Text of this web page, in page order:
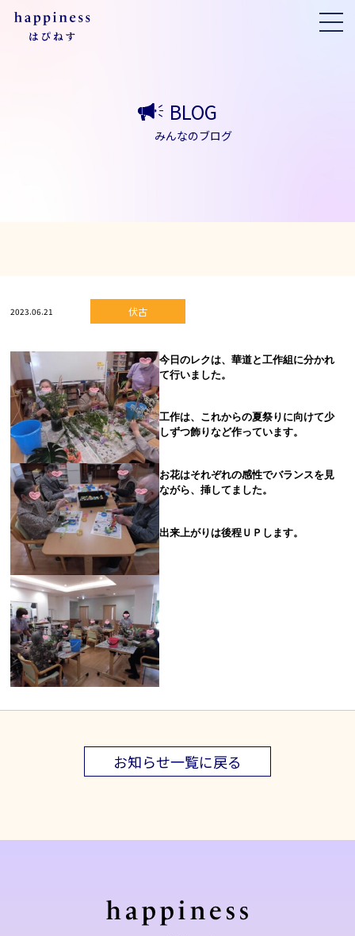
BLOG
みんなのブログ
2023.06.21 伏古
今日のレクは、華道と工作組に分かれ
て行いました。
工作は、これからの夏祭りに向けて少
しずつ飾りなど作っています。
お花はそれぞれの感性でバランスを見
ながら、挿してました。
出来上がりは後程ＵＰします。
お知らせ一覧に戻る